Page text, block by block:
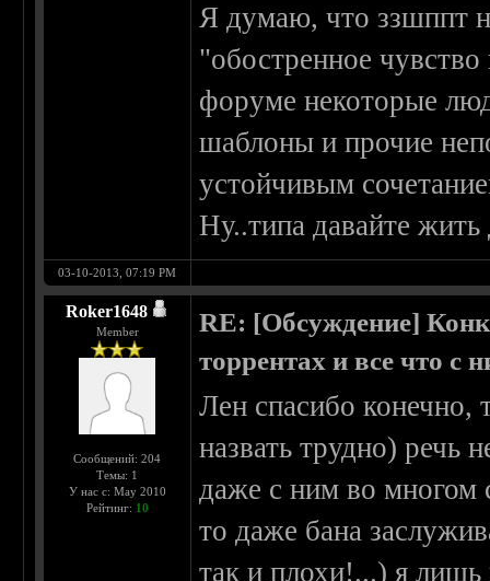
Я думаю, что ззшппт
"обостренное
форуме некоторые
шаблоны и прочие
устойчивым
Ну..типа давайте
03-10-2013, 07:19 PM
Roker1648
Member
Сообщений: 204
Темы: 1
У нас с: May 2010
Рейтинг: 10
RE: [Обсуждение]
торрентах и все что с
Лен спасибо конечно,
назвать трудно) речь
даже с ним во многом
то даже бана
так и плохи!...) я